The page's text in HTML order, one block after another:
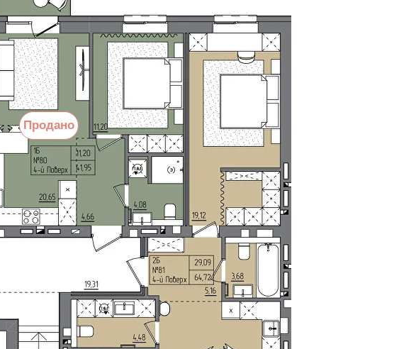
Продано